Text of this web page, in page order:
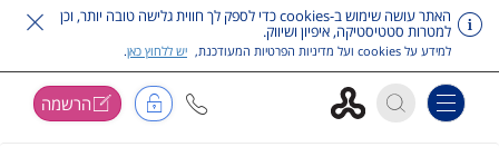
האתר עושה שימוש ב-cookies כדי לספק לך חווית גלישה טובה יותר, וכן
למטרות סטטיסטיקה, איפיון ושיווק.
למידע על cookies ועל מדיניות הפרטיות המעודכנת, יש ללחוץ כאן.
Toggle navigation הרשמה